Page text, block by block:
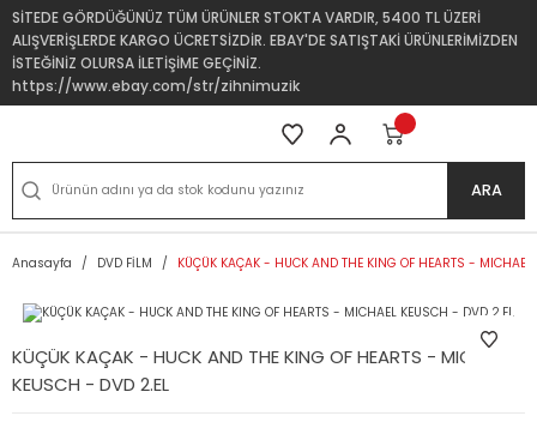
SİTEDE GÖRDÜĞÜNÜZ TÜM ÜRÜNLER STOKTA VARDIR, 5400 TL ÜZERİ
ALIŞVERİŞLERDE KARGO ÜCRETSİZDİR. EBAY'DE SATIŞTAKİ ÜRÜNLERİMİZDEN
İSTEĞİNİZ OLURSA İLETİŞİME GEÇİNİZ.
https://www.ebay.com/str/zihnimuzik
ARA
Anasayfa DVD FİLM KÜÇÜK KAÇAK - HUCK AND THE KING OF HEARTS -
KÜÇÜK KAÇAK - HUCK AND THE KING OF HEARTS - MICHAEL
KEUSCH - DVD 2.EL